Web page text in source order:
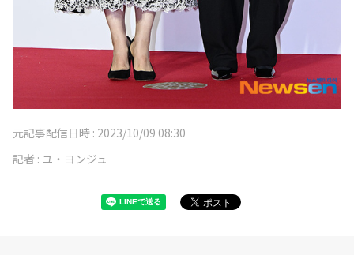
元記事配信日時 : 2023/10/09 08:30
記者 : ユ・ヨンジュ